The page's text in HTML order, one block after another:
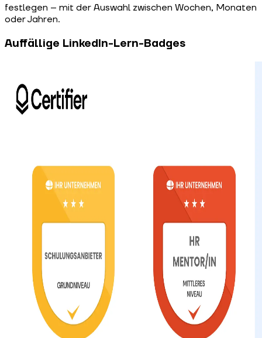
festlegen – mit der Auswahl zwischen Wochen, Monaten
oder Jahren.
Auffällige LinkedIn-Lern-Badges